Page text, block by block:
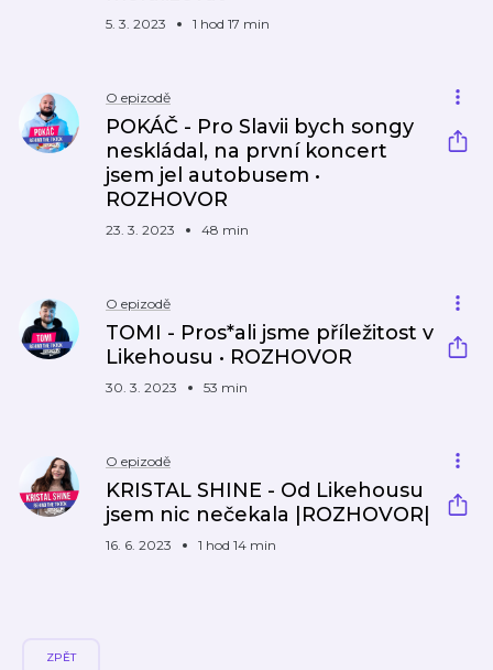
5. 3. 2023 1 hod 17 min
O epizodě
POKÁČ - Pro Slavii bych songy
neskládal, na první koncert
jsem jel autobusem •
ROZHOVOR
23. 3. 2023 48 min
O epizodě
TOMI - Pros*ali jsme příležitost v
Likehousu • ROZHOVOR
30. 3. 2023 53 min
O epizodě
KRISTAL SHINE - Od Likehousu
jsem nic nečekala |ROZHOVOR|
16. 6. 2023 1 hod 14 min
ZPĚT